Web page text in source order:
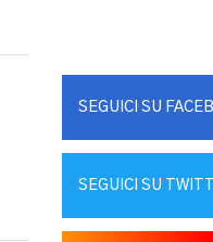
SEGUICI SU
SEGUICI SU